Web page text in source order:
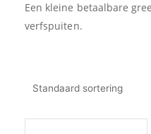
Een kleine betaalbare
verfspuiten.